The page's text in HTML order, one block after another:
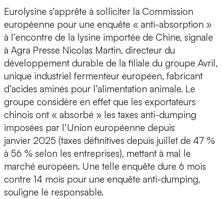
Eurolysine s’apprête à solliciter la Commission
européenne pour une enquête « anti-absorption »
à l’encontre de la lysine importée de Chine, signale
à Agra Presse Nicolas Martin, directeur du
développement durable de la filiale du groupe Avril,
unique industriel fermenteur européen, fabricant
d’acides aminés pour l’alimentation animale. Le
groupe considère en effet que les exportateurs
chinois ont « absorbé » les taxes anti-dumping
imposées par l’Union européenne depuis
janvier 2025 (taxes définitives depuis juillet de 47 %
à 56 % selon les entreprises), mettant à mal le
marché européen. Une telle enquête dure 6 mois
contre 14 mois pour une enquête anti-dumping,
souligne le responsable.